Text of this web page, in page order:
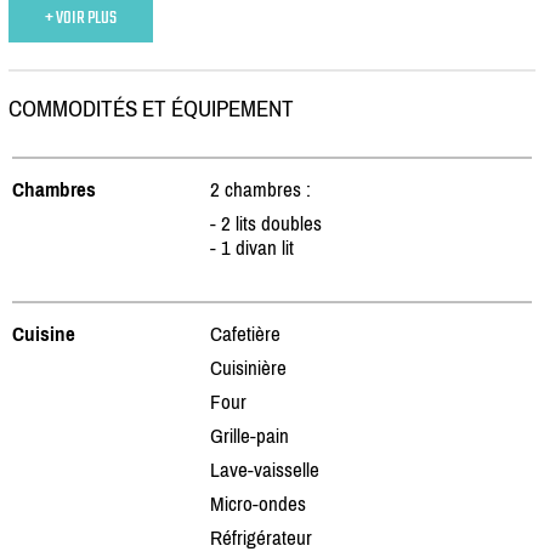
+ VOIR PLUS
COMMODITÉS ET ÉQUIPEMENT
Chambres
2 chambres :
- 2 lits doubles
- 1 divan lit
Cuisine
Cafetière
Cuisinière
Four
Grille-pain
Lave-vaisselle
Micro-ondes
Réfrigérateur